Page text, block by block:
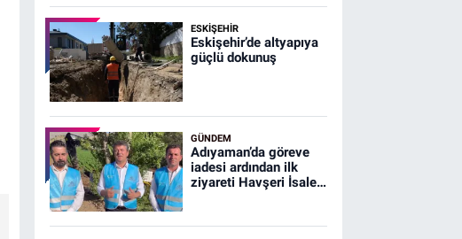
ESKIŞEHIR
Eskişehir’de altyapıya
güçlü dokunuş
GÜNDEM
Adıyaman’da göreve
iadesi ardından ilk
ziyareti Havşeri İsale